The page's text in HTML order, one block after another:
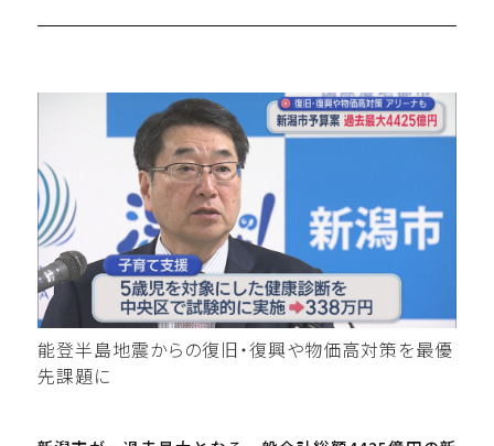
能登半島地震からの復旧・復興や物価高対策を最優
先課題に